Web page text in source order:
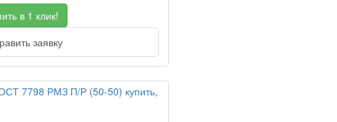
в 1 клик!
заявку